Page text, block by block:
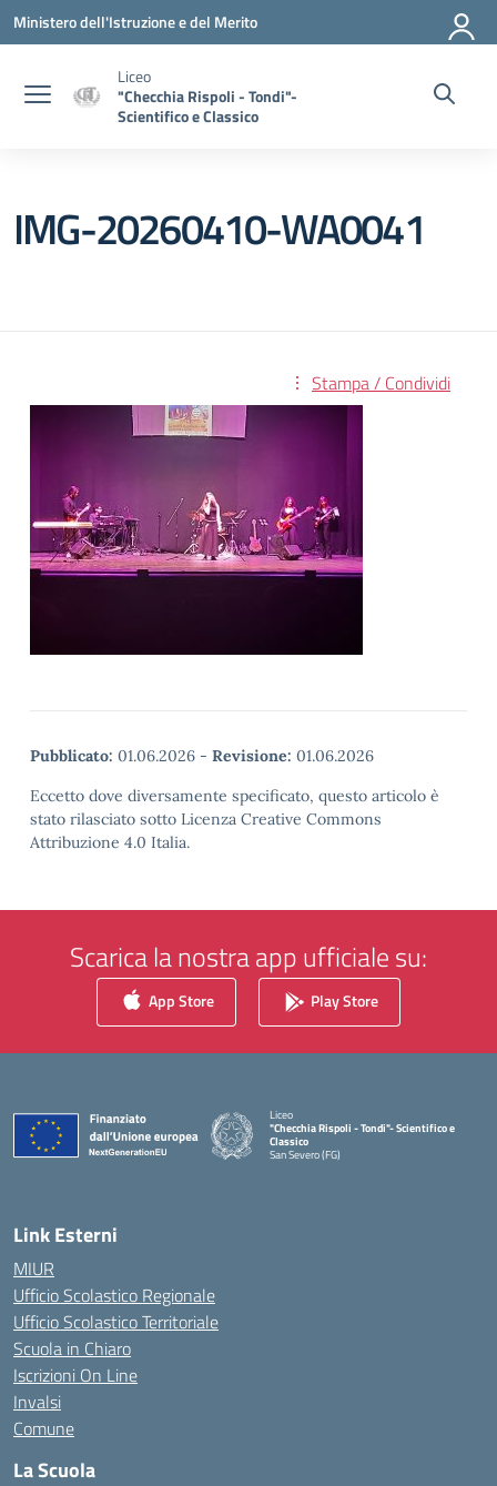
Vai ai contenuti
Vai al menu di navigazione
Vai al footer
Ministero dell'Istruzione e del Merito
Liceo
"Checchia Rispoli - Tondi"-
Scientifico e Classico
IMG-20260410-WA0041
Stampa / Condividi
Pubblicato: 01.06.2026 - Revisione: 01.06.2026
Eccetto dove diversamente specificato, questo articolo è
stato rilasciato sotto Licenza Creative Commons
Attribuzione 4.0 Italia.
Scarica la nostra app ufficiale su:
App Store Play Store
Liceo
"Checchia Rispoli - Tondi"- Scientifico e
Classico
San Severo (FG)
Link Esterni
MIUR
Ufficio Scolastico Regionale
Ufficio Scolastico Territoriale
Scuola in Chiaro
Iscrizioni On Line
Invalsi
Comune
La Scuola